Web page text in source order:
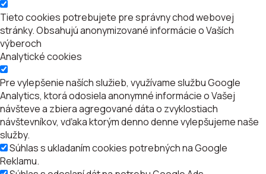
Tieto cookies potrebujete pre správny chod webovej
stránky. Obsahujú anonymizované informácie o Vaších
výberoch
Analytické cookies
Pre vylepšenie naších služieb, využívame službu Google
Analytics, ktorá odosiela anonymné informácie o Vašej
návšteve a zbiera agregované dáta o zvyklostiach
návštevníkov, vďaka ktorým denno denne vylepšujeme naše
služby.
Súhlas s ukladaním cookies potrebných na Google
Reklamu.